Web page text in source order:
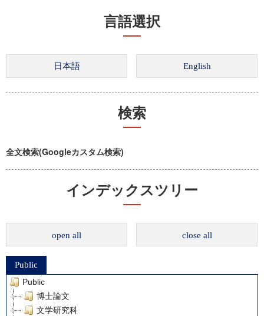
言語選択
検索
全文検索(Googleカスタム検索)
インデックスツリー
open all close all
Public
Public
博士論文
文学研究科